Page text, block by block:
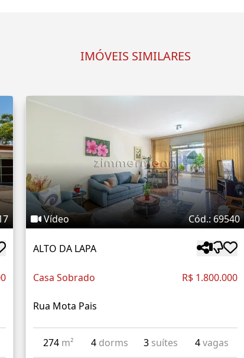
IMÓVEIS SIMILARES
Vídeo Cód.: 69540
ALTO DA LAPA
Casa Sobrado R$ 1.800.000
Rua Mota Pais
274 m² 4 dorms 3 suítes 4vagas